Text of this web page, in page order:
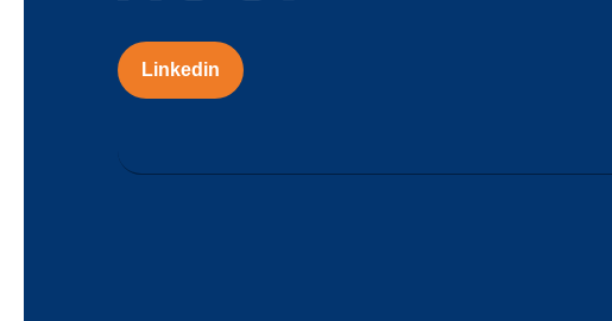
Linkedin